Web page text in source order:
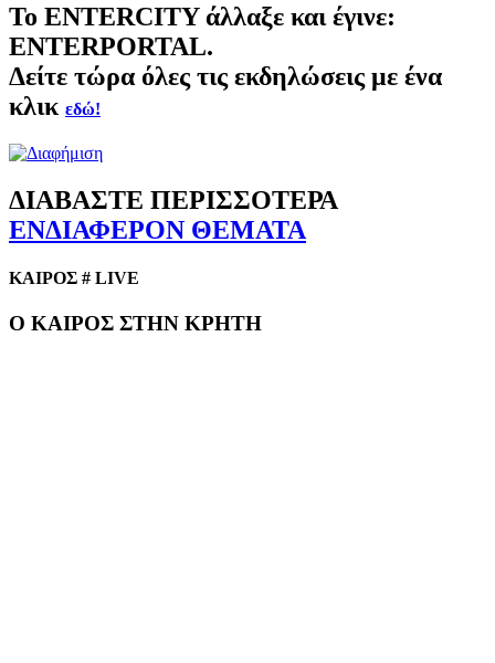
Το ENTERCITYάλλαξε και έγινε:
ENTERPORTAL.
Δείτε τώρα όλες τις εκδηλώσεις με ένα
κλικ εδώ!
ΔΙΑΒΑΣΤΕ ΠΕΡΙΣΣΟΤΕΡΑ
ΕΝΔΙΑΦΕΡΟΝ ΘΕΜΑΤΑ
ΚΑΙΡΟΣ # LIVE
Ο ΚΑΙΡΟΣ ΣΤΗΝ ΚΡΗΤΗ